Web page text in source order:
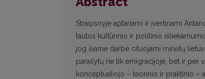
Straipsnyje aptariami ir įvertinami
tautos kultūrinio ir politinio
jog šiame darbe cituojami minėtų
parašytų ne tik emigracijoje, bet ir per
konceptualiojo – teorinio ir praktinio –